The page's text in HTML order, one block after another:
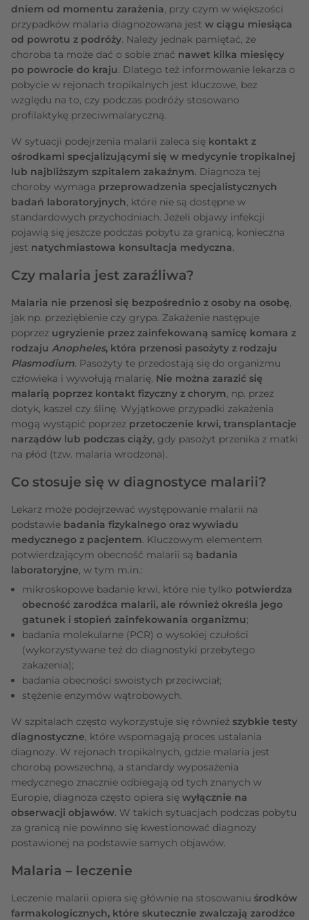
dniem od momentu zarażenia, przy czym w większości
przypadków malaria diagnozowana jest w ciągu miesiąca
od powrotu z podróży. Należy jednak pamiętać, że
choroba ta może dać o sobie znać nawet kilka miesięcy
po powrocie do kraju. Dlatego też informowanie lekarza o
pobycie w rejonach tropikalnych jest kluczowe, bez
względu na to, czy podczas podróży stosowano
profilaktykę przeciwmalaryczną.
W sytuacji podejrzenia malarii zaleca się kontakt z
ośrodkami specjalizującymi się w medycynie tropikalnej
lub najbliższym szpitalem zakaźnym. Diagnoza tej
choroby wymaga przeprowadzenia specjalistycznych
badań laboratoryjnych, które nie są dostępne w
standardowych przychodniach. Jeżeli objawy infekcji
pojawią się jeszcze podczas pobytu za granicą, konieczna
jest natychmiastowa konsultacja medyczna.
Czy malaria jest zaraźliwa?
Malaria nie przenosi się bezpośrednio z osoby na osobę,
jak np. przeziębienie czy grypa. Zakażenie następuje
poprzez ugryzienie przez zainfekowaną samicę komara z
rodzaju Anopheles, która przenosi pasożyty z rodzaju
Plasmodium. Pasożyty te przedostają się do organizmu
człowieka i wywołują malarię. Nie można zarazić się
malarią poprzez kontakt fizyczny z chorym, np. przez
dotyk, kaszel czy ślinę. Wyjątkowe przypadki zakażenia
mogą wystąpić poprzez przetoczenie krwi, transplantacje
narządów lub podczas ciąży, gdy pasożyt przenika z matki
na płód (tzw. malaria wrodzona).
Co stosuje się w diagnostyce malarii?
Lekarz może podejrzewać występowanie malarii na
podstawie badania fizykalnego oraz wywiadu
medycznego z pacjentem. Kluczowym elementem
potwierdzającym obecność malarii są badania
laboratoryjne, w tym m.in.:
mikroskopowe badanie krwi, które nie tylko potwierdza
obecność zarodźca malarii, ale również określa jego
gatunek i stopień zainfekowania organizmu;
badania molekularne (PCR) o wysokiej czułości
(wykorzystywane też do diagnostyki przebytego
zakażenia);
badania obecności swoistych przeciwciał;
stężenie enzymów wątrobowych.
W szpitalach często wykorzystuje się również szybkie testy
diagnostyczne, które wspomagają proces ustalania
diagnozy. W rejonach tropikalnych, gdzie malaria jest
chorobą powszechną, a standardy wyposażenia
medycznego znacznie odbiegają od tych znanych w
Europie, diagnoza często opiera się wyłącznie na
obserwacji objawów. W takich sytuacjach podczas pobytu
za granicą nie powinno się kwestionować diagnozy
postawionej na podstawie samych objawów.
Malaria – leczenie
Leczenie malarii opiera się głównie na stosowaniu środków
farmakologicznych, które skutecznie zwalczają zarodźce